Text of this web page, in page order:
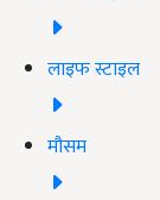
लाइफ स्टाइल
मौसम